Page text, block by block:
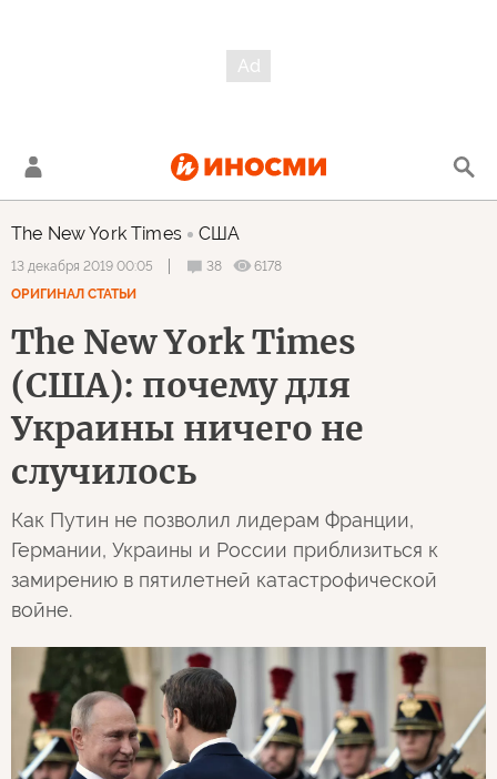
The New York Times США
13 декабря 2019 00:05 38
6178
ОРИГИНАЛ СТАТЬИ
The New York Times
(США): почему для
Украины ничего не
случилось
Как Путин не позволил лидерам Франции,
Германии, Украины и России приблизиться к
замирению в пятилетней катастрофической
войне.